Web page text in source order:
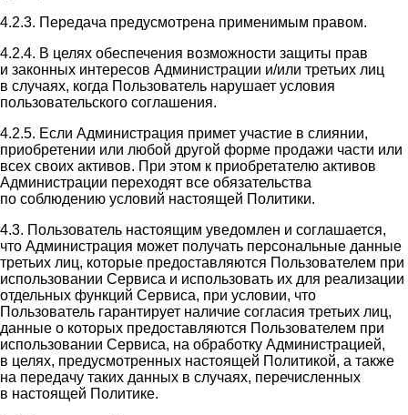
4.2.3. Передача предусмотрена применимым правом.
4.2.4. В целях обеспечения возможности защиты прав
и законных интересов Администрации и/или третьих лиц
в случаях, когда Пользователь нарушает условия
пользовательского соглашения.
4.2.5. Если Администрация примет участие в слиянии,
приобретении или любой другой форме продажи части или
всех своих активов. При этом к приобретателю активов
Администрации переходят все обязательства
по соблюдению условий настоящей Политики.
4.3. Пользователь настоящим уведомлен и соглашается,
что Администрация может получать персональные данные
третьих лиц, которые предоставляются Пользователем при
использовании Сервиса и использовать их для реализации
отдельных функций Сервиса, при условии, что
Пользователь гарантирует наличие согласия третьих лиц,
данные о которых предоставляются Пользователем при
использовании Сервиса, на обработку Администрацией,
в целях, предусмотренных настоящей Политикой, а также
на передачу таких данных в случаях, перечисленных
в настоящей Политике.